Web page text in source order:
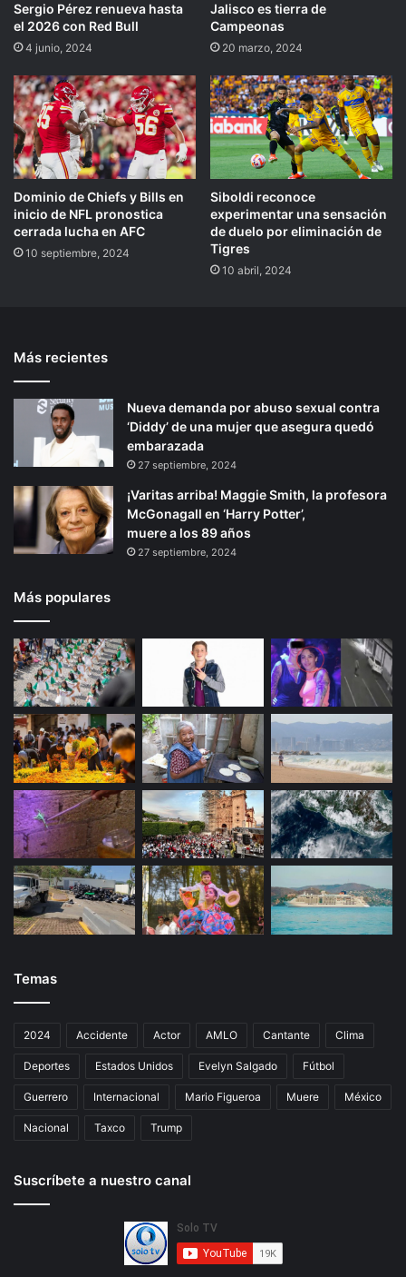
Sergio Pérez renueva hasta
el 2026 con Red Bull
4 junio, 2024
Jalisco es tierra de
Campeonas
20 marzo, 2024
Dominio de Chiefs y Bills en
inicio de NFL pronostica
cerrada lucha en AFC
10 septiembre, 2024
Siboldi reconoce
experimentar una sensación
de duelo por eliminación de
Tigres
10 abril, 2024
Más recientes
Nueva demanda por abuso sexual contra
‘Diddy’ de una mujer que asegura quedó
embarazada
27 septiembre, 2024
¡Varitas arriba! Maggie Smith, la profesora
McGonagall en ‘Harry Potter’,
muere a los 89 años
27 septiembre, 2024
Más populares
Temas
2024 Accidente Actor AMLO Cantante Clima
Deportes Estados Unidos Evelyn Salgado Fútbol
Guerrero Internacional Mario Figueroa Muere México
Nacional Taxco Trump
Suscríbete a nuestro canal